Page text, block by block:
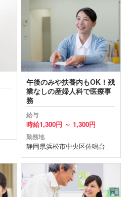
午後のみや扶養内もOK！残
業なしの産婦人科で医療事
務
給与
時給1,300円 ～ 1,300円
勤務地
静岡県浜松市中央区佐鳴台